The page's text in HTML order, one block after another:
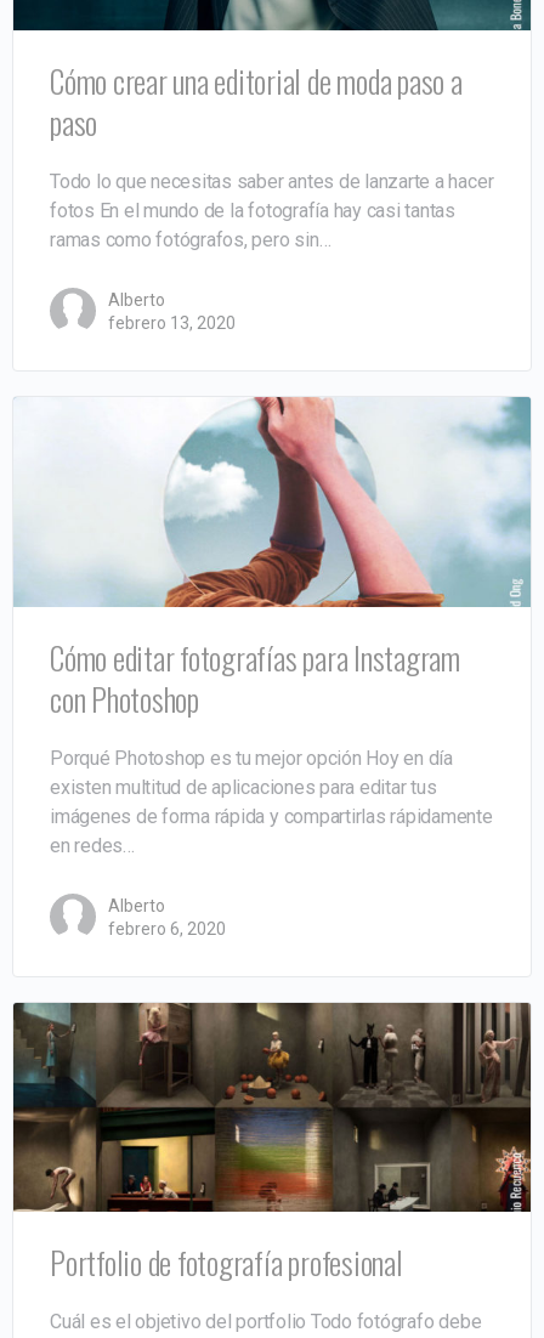
Cómo crear una editorial de moda paso a
paso
Todo lo que necesitas saber antes de lanzarte a hacer
fotos En el mundo de la fotografía hay casi tantas
ramas como fotógrafos, pero sin…
Alberto
febrero 13, 2020
Cómo editar fotografías para Instagram
con Photoshop
Porqué Photoshop es tu mejor opción Hoy en día
existen multitud de aplicaciones para editar tus
imágenes de forma rápida y compartirlas rápidamente
en redes…
Alberto
febrero 6, 2020
Portfolio de fotografía profesional
Cuál es el objetivo del portfolio Todo fotógrafo debe